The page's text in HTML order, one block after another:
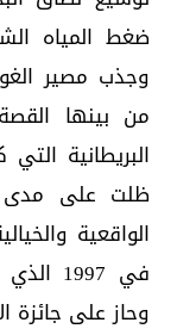
ضغط المياه
وجذب مصير
من ‏بينها
البريطانية
ظلت على مدى
الواقعية
في
وحاز على جائزة